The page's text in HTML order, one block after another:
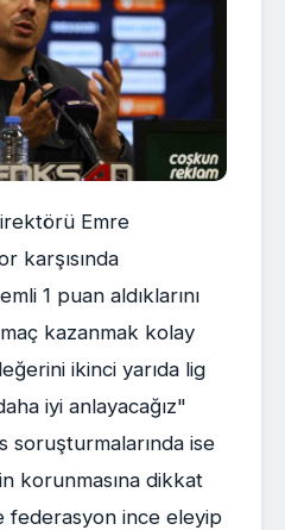
Emre
karşısında
1 puan aldıklarını
kazanmak kolay
ikinci yarıda lig
iyi anlayacağız"
soruşturmalarında ise
korunmasına dikkat
federasyon ince eleyip